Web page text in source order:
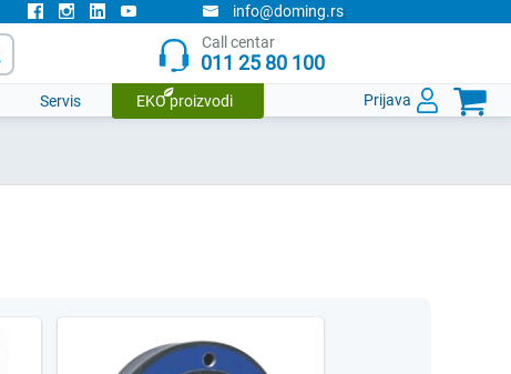
info@doming.rs
Call centar
011 25 80 100
Servis EKO proizvodi Prijava 